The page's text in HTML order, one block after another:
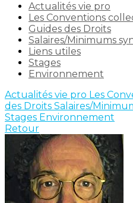
Actualités vie pro
Les Conventions
Guides des Droits
Salaires/Minimums
Liens utiles
Stages
Environnement
Actualités vie pro Les
des Droits Salaires/
Stages Environnement
Retour